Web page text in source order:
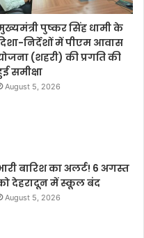
पुष्कर सिंह धामी के
निर्देशों में पीएम आवास
(शहरी) की प्रगति की
समीक्षा
August 5, 2026
बारिश का अलर्ट! 6 अगस्त
देहरादून में स्कूल बंद
August 5, 2026